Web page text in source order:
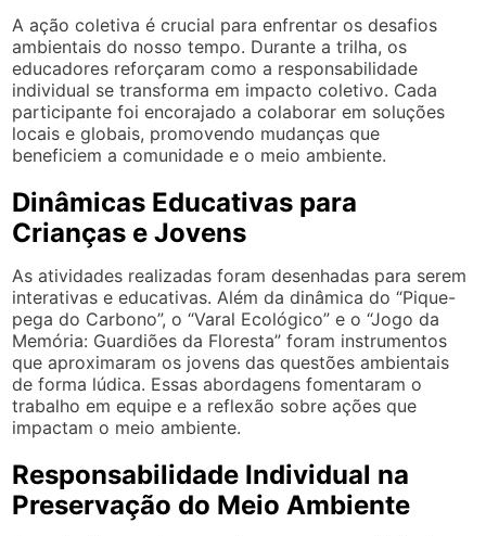
A ação coletiva é crucial para enfrentar os desafios
ambientais do nosso tempo. Durante a trilha, os
educadores reforçaram como a responsabilidade
individual se transforma em impacto coletivo. Cada
participante foi encorajado a colaborar em soluções
locais e globais, promovendo mudanças que
beneficiem a comunidade e o meio ambiente.
Dinâmicas Educativas para
Crianças e Jovens
As atividades realizadas foram desenhadas para serem
interativas e educativas. Além da dinâmica do “Pique-
pega do Carbono”, o “Varal Ecológico” e o “Jogo da
Memória: Guardiões da Floresta” foram instrumentos
que aproximaram os jovens das questões ambientais
de forma lúdica. Essas abordagens fomentaram o
trabalho em equipe e a reflexão sobre ações que
impactam o meio ambiente.
Responsabilidade Individual na
Preservação do Meio Ambiente